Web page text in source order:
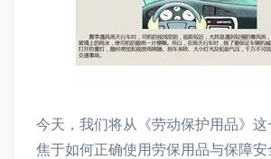
今天，我们将从《劳动保护用品》
焦于如何正确使用劳保用品与保障